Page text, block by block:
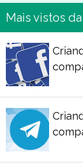
Mais vistos